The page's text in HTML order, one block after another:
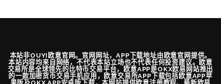
本站非OUYI欧意官网。官网网址，APP下载地址由欧意官网提供。
本站内容均来自网络，不代表本站立场也不代表任何投资建议。欧意
交易所是全球领先的比特币交易平台，欧意APP是OKX欧易网站推出
的一款加密货币交易手机应用，欧意交易所APP下载包括欧意APP苹